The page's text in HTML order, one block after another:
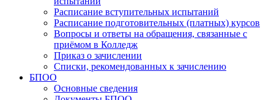
Расписание вступительных испытаний
Расписание подготовительных (платных) курсов
Вопросы и ответы на обращения, связанные с
приёмом в Колледж
Приказ о зачислении
Списки, рекомендованных к зачислению
БПОО
Основные сведения